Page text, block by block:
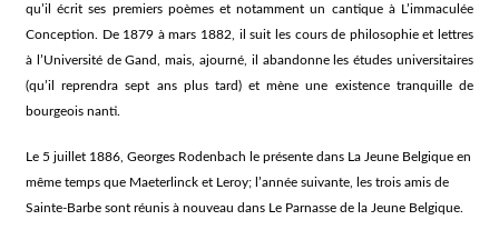
qu’il écrit ses premiers poèmes et notamment un cantique à L’immaculée
Conception. De 1879 à mars 1882, il suit les cours de philosophie et lettres
à l’Université de Gand, mais, ajourné, il abandonne les études universitaires
(qu’il reprendra sept ans plus tard) et mène une existence tranquille de
bourgeois nanti.
Le 5 juillet 1886, Georges Rodenbach le présente dans La Jeune Belgique en
même temps que Maeterlinck et Leroy; l’année suivante, les trois amis de
Sainte-Barbe sont réunis à nouveau dans Le Parnasse de la Jeune Belgique.